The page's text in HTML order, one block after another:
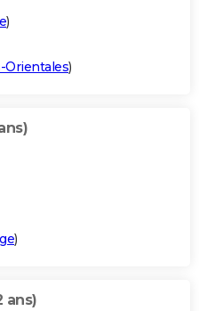
)
Orientales)
)
ans)